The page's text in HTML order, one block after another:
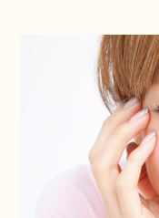
院長・スタッフ
料金表